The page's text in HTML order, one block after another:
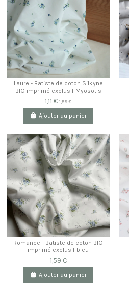
Laure - Batiste de coton Silkyne
BIO imprimé exclusif Myosotis
1,11 €1,59 €
Ajouter au panier
Romance - Batiste de coton BIO
imprimé exclusif bleu
1,59 €
Ajouter au panier